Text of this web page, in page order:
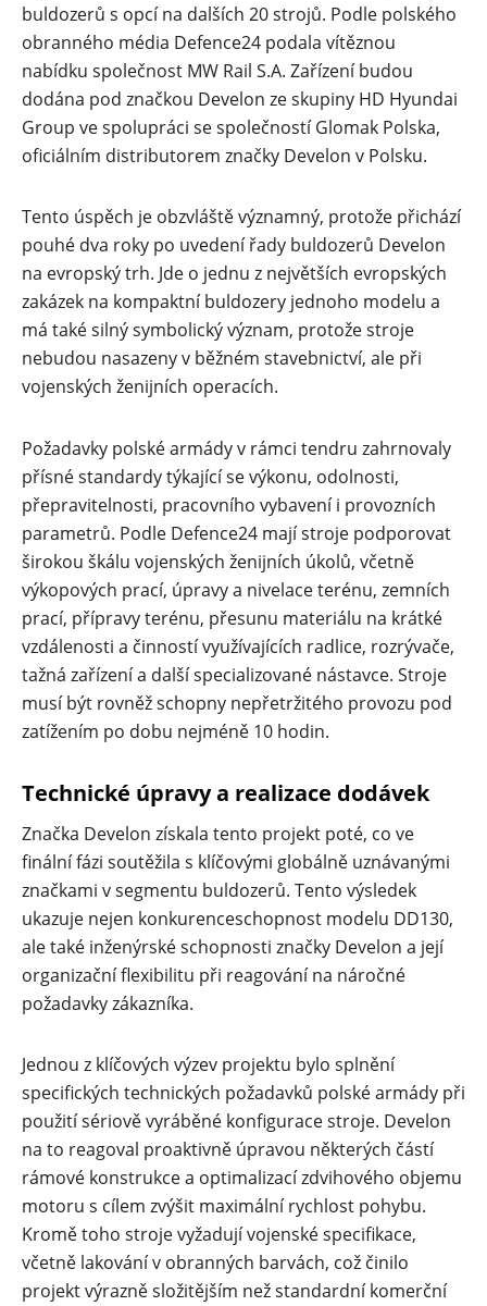
buldozerů s opcí na dalších 20 strojů. Podle polského
obranného média Defence24 podala vítěznou
nabídku společnost MW Rail S.A. Zařízení budou
dodána pod značkou Develon ze skupiny HD Hyundai
Group ve spolupráci se společností Glomak Polska,
oficiálním distributorem značky Develon v Polsku.
Tento úspěch je obzvláště významný, protože přichází
pouhé dva roky po uvedení řady buldozerů Develon
na evropský trh. Jde o jednu z největších evropských
zakázek na kompaktní buldozery jednoho modelu a
má také silný symbolický význam, protože stroje
nebudou nasazeny v běžném stavebnictví, ale při
vojenských ženijních operacích.
Požadavky polské armády v rámci tendru zahrnovaly
přísné standardy týkající se výkonu, odolnosti,
přepravitelnosti, pracovního vybavení i provozních
parametrů. Podle Defence24 mají stroje podporovat
širokou škálu vojenských ženijních úkolů, včetně
výkopových prací, úpravy a nivelace terénu, zemních
prací, přípravy terénu, přesunu materiálu na krátké
vzdálenosti a činností využívajících radlice, rozrývače,
tažná zařízení a další specializované nástavce. Stroje
musí být rovněž schopny nepřetržitého provozu pod
zatížením po dobu nejméně 10 hodin.
Technické úpravy a realizace dodávek
Značka Develon získala tento projekt poté, co ve
finální fázi soutěžila s klíčovými globálně uznávanými
značkami v segmentu buldozerů. Tento výsledek
ukazuje nejen konkurenceschopnost modelu DD130,
ale také inženýrské schopnosti značky Develon a její
organizační flexibilitu při reagování na náročné
požadavky zákazníka.
Jednou z klíčových výzev projektu bylo splnění
specifických technických požadavků polské armády při
použití sériově vyráběné konfigurace stroje. Develon
na to reagoval proaktivně úpravou některých částí
rámové konstrukce a optimalizací zdvihového objemu
motoru s cílem zvýšit maximální rychlost pohybu.
Kromě toho stroje vyžadují vojenské specifikace,
včetně lakování v obranných barvách, což činilo
projekt výrazně složitějším než standardní komerční